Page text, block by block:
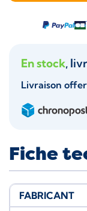
En stock,
Livraison
Fiche
FABRICANT